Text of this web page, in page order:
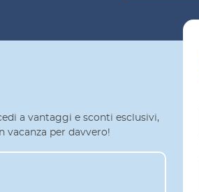
a vantaggi e sconti esclusivi,
vacanza per davvero!